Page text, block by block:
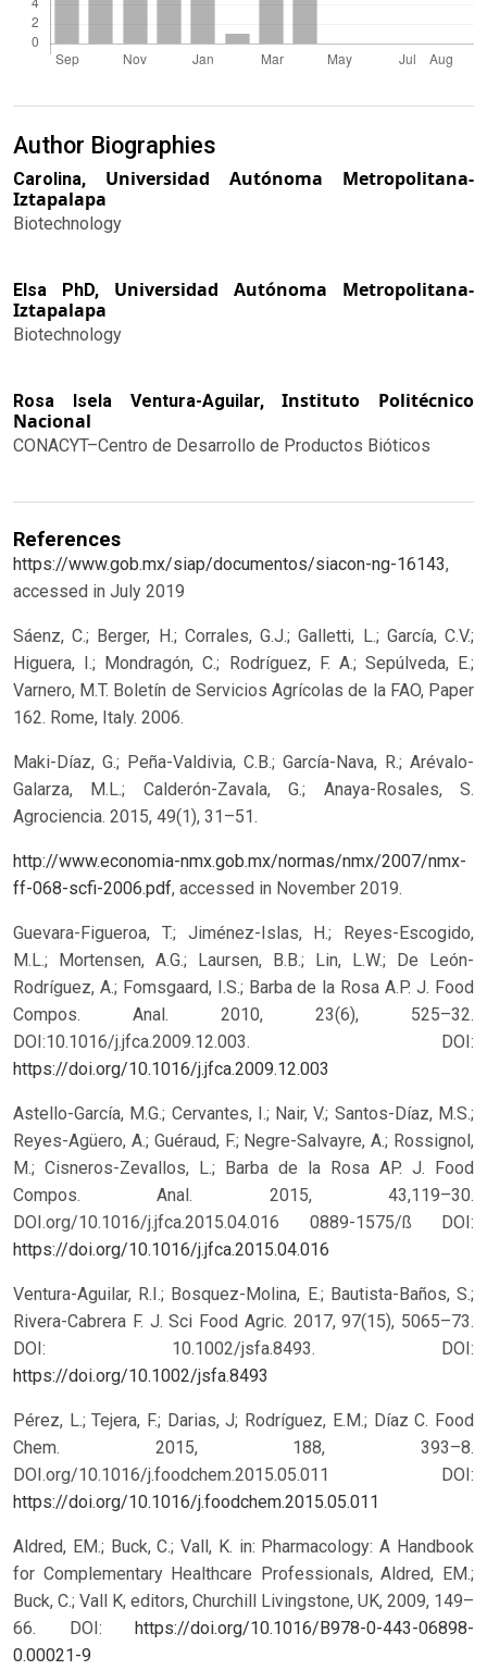
Author Biographies
Carolina, Universidad Autónoma Metropolitana-
Iztapalapa
Biotechnology
Elsa PhD, Universidad Autónoma Metropolitana-
Iztapalapa
Biotechnology
Rosa Isela Ventura-Aguilar,Instituto Politécnico
Nacional
CONACYT–Centro de Desarrollo de Productos Bióticos
References
https://www.gob.mx/siap/documentos/siacon-ng-16143,
accessed in July 2019
Sáenz, C.; Berger, H.; Corrales, G.J.; Galletti, L.; García, C.V.;
Higuera, I.; Mondragón, C.; Rodríguez, F. A.; Sepúlveda, E.;
Varnero, M.T. Boletín de Servicios Agrícolas de la FAO, Paper
162. Rome, Italy. 2006.
Maki-Díaz, G.; Peña-Valdivia, C.B.; García-Nava, R.; Arévalo-
Galarza, M.L.; Calderón-Zavala, G.; Anaya-Rosales, S.
Agrociencia. 2015, 49(1), 31–51.
http://www.economia-nmx.gob.mx/normas/nmx/2007/nmx-
ff-068-scfi-2006.pdf, accessed in November 2019.
Guevara-Figueroa, T.; Jiménez-Islas, H.; Reyes-Escogido,
M.L.; Mortensen, A.G.; Laursen, B.B.; Lin, L.W.; De León-
Rodríguez, A.; Fomsgaard, I.S.; Barba de la Rosa A.P. J. Food
Compos. Anal. 2010, 23(6), 525–32.
DOI:10.1016/j.jfca.2009.12.003. DOI:
https://doi.org/10.1016/j.jfca.2009.12.003
Astello-García, M.G.; Cervantes, I.; Nair, V.; Santos-Díaz, M.S.;
Reyes-Agüero, A.; Guéraud, F.; Negre-Salvayre, A.; Rossignol,
M.; Cisneros-Zevallos, L.; Barba de la Rosa AP. J. Food
Compos. Anal. 2015, 43,119–30.
DOI.org/10.1016/j.jfca.2015.04.016 0889-1575/ß DOI:
https://doi.org/10.1016/j.jfca.2015.04.016
Ventura-Aguilar, R.I.; Bosquez-Molina, E.; Bautista-Baños, S.;
Rivera-Cabrera F. J. Sci Food Agric. 2017, 97(15), 5065–73.
DOI: 10.1002/jsfa.8493. DOI:
https://doi.org/10.1002/jsfa.8493
Pérez, L.; Tejera, F.; Darias, J; Rodríguez, E.M.; Díaz C. Food
Chem. 2015, 188, 393–8.
DOI.org/10.1016/j.foodchem.2015.05.011 DOI:
https://doi.org/10.1016/j.foodchem.2015.05.011
Aldred, EM.; Buck, C.; Vall, K. in: Pharmacology: A Handbook
for Complementary Healthcare Professionals, Aldred, EM.;
Buck, C.; Vall K, editors, Churchill Livingstone, UK, 2009, 149–
66. DOI: https://doi.org/10.1016/B978-0-443-06898-
0.00021-9